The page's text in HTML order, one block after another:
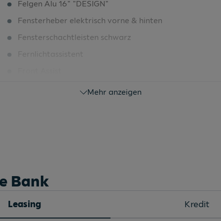
Felgen Alu 16" "DESIGN"
Fensterheber elektrisch vorne & hinten
Fensterschachtleisten schwarz
Fußmatten Textil Garnitur Petex
Innenspiegel automatisch abblendbar
Innenspiegel automatisch abblendend
Mehr anzeigen
Bank
Leasing Kredit